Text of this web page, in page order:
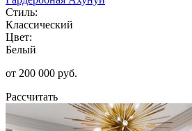
Стиль:
Классический
Цвет:
Белый
от 200 000 руб.
Рассчитать